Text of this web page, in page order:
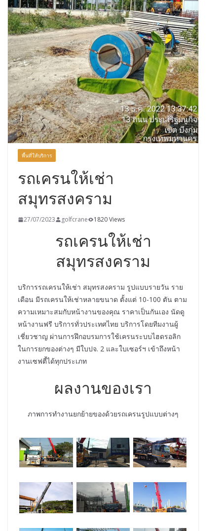
พื้นที่ให้บริการ
รถเครนให้เช่า
สมุทรสงคราม
27/07/2023 golfcrane 1820 Views
รถเครนให้เช่า
สมุทรสงคราม
บริการรถเครนให้เช่า สมุทรสงคราม รูปแบบรายวัน ราย
เดือน มีรถเครนให้เช่าหลายขนาด ตั้งแต่ 10-100 ตัน ตาม
ความเหมาะสมกับหน้างานของคุณ ราคาเป็นกันเอง นัดดู
หน้างานฟรี บริการทั่วประเทศไทย บริการโดยทีมงานผู้
เชี่ยวชาญ ผ่านการฝึกอบรมการใช้เครนระบบไฮดรอลิก
ในการยกของต่างๆ มีใบปจ. 2 และใบเซอร์ฯ เข้าถึงหน้า
งานเซฟตี้ได้ทุกประเภท
ผลงานของเรา
ภาพการทำงานยกย้ายของด้วยรถเครนรูปแบบต่างๆ